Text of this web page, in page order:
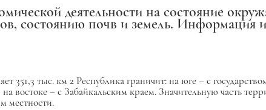
деятельности на состояние
состоянию почв и земель. Информация
351,3 тыс. км 2 Республика граничит: на юге – с
востоке – с Забайкальским краем. Значительную часть
местности.